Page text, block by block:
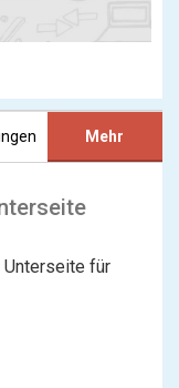
Mehr
Unterseite für